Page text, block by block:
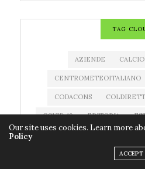
TAG
AZIENDE CALCIO
CENTROMETEOITALIANO
CODACONS
COVID-19 EDITORIA
FILM
Our site uses cookies. Learn more
Policy
ACCEPT